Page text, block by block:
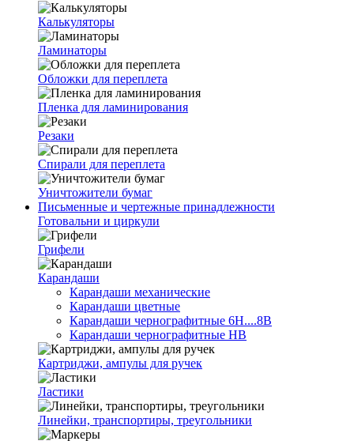
Калькуляторы
Ламинаторы
Обложки для переплета
Пленка для ламинирования
Резаки
Спирали для переплета
Уничтожители бумаг
Письменные и чертежные принадлежности
Готовальни и циркули
Грифели
Карандаши
Карандаши механические
Карандаши цветные
Карандаши чернографитные 6H....8B
Карандаши чернографитные HB
Картриджи, ампулы для ручек
Ластики
Линейки, транспортиры, треугольники